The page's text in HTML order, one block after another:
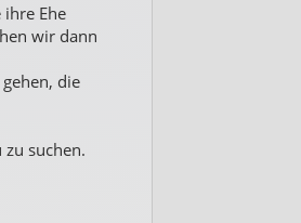
Ehe
wir dann
die
zu suchen.